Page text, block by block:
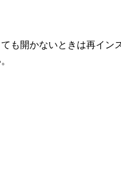
も開かないときは再イン